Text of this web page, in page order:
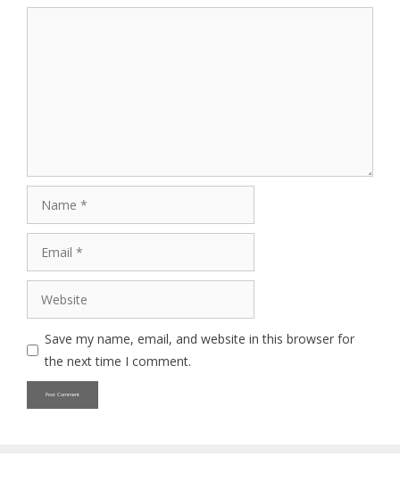
Website
Save my name, email, and website in this browser for
the next time I comment.